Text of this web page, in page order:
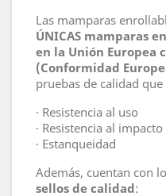
Las mamparas
ÚNICAS mamparas
en la Unión Europea
(Conformidad
pruebas de calidad
· Resistencia al uso
· Resistencia al impacto
· Estanqueidad
Además, cuentan con
sellos de calidad: